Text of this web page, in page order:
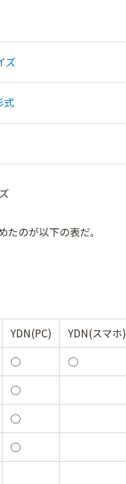
ズ
式
のが以下の表だ。
YDN(PC) YDN(スマホ)
○
○
○
○
○